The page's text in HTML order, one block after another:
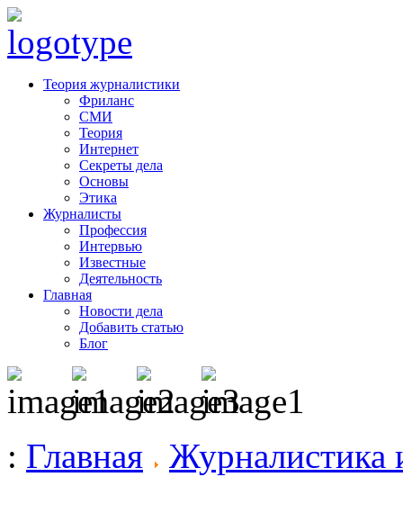
Теория журналистики
Фриланс
СМИ
Теория
Интернет
Секреты дела
Основы
Этика
Журналисты
Профессия
Интервью
Известные
Деятельность
Главная
Новости дела
Добавить статью
Блог
: Главная Журналистика